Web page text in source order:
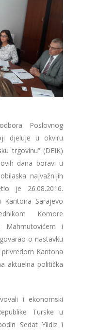
Poslovnog
djeluje u okviru
trgovinu” (DEIK)
dana boravi u
najvažnijih
je 26.08.2016.
Kantona Sarajevo
Komore
Mahmutovićem i
o nastavku
Kantona
aktuelna politička
i ekonomski
Turske u
Sedat Yildiz i